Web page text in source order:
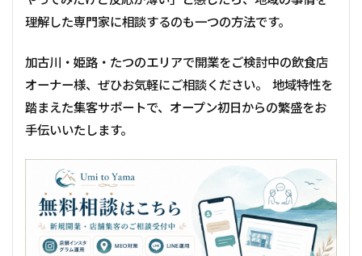
理解した専門家に相談するのも一つの方法です。
加古川・姫路・たつのエリアで開業をご検討中の飲食店
オーナー様、ぜひお気軽にご相談ください。 地域特性を
踏まえた集客サポートで、オープン初日からの繁盛をお
手伝いいたします。